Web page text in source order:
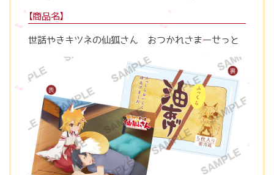
【商品名】
世話やきキツネの仙狐さん おつかれさまーせっと